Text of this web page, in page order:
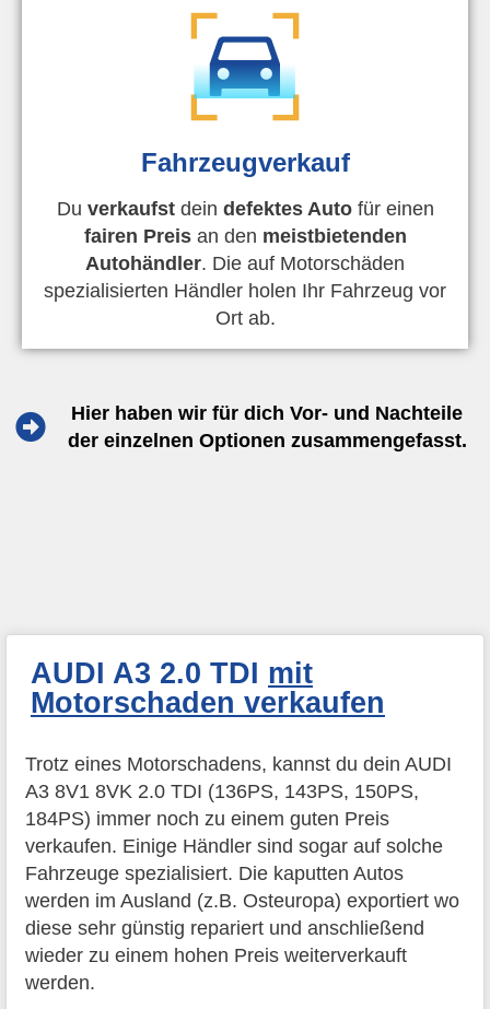
Fahrzeugverkauf
Du verkaufstdein defektes Autofür einen
fairen Preisan den meistbietenden
Autohändler. Die auf Motorschäden
spezialisierten Händler holen Ihr Fahrzeug vor
Ort ab.
Hier haben wir für dich Vor- und Nachteile
der einzelnen Optionen zusammengefasst.
AUDI A3 2.0 TDI mit
Motorschaden verkaufen
Trotz eines Motorschadens, kannst du dein AUDI
A3 8V1 8VK 2.0 TDI (136PS, 143PS, 150PS,
184PS) immer noch zu einem guten Preis
verkaufen. Einige Händler sind sogar auf solche
Fahrzeuge spezialisiert. Die kaputten Autos
werden im Ausland (z.B. Osteuropa) exportiert wo
diese sehr günstig repariert und anschließend
wieder zu einem hohen Preis weiterverkauft
werden.